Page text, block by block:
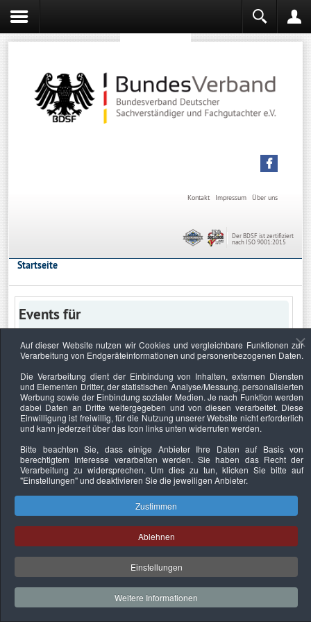
Über uns
Impressum
Kontakt
Der BDSF ist zertifiziert
nach ISO 9001:2015
Startseite
Events für
Keine Termine
Datenschutzerklärung Urheberrechtsnachweise Nachhaltigkeit
Copyright © 2026. Bundesverband Deutscher
Sachverständiger und Fachgutachter e.V..
Auf dieser Website nutzen wir Cookies und vergleichbare Funktionen zur
Verarbeitung von Endgeräteinformationen und personenbezogenen Daten.
Die Verarbeitung dient der Einbindung von Inhalten, externen Diensten
und Elementen Dritter, der statistischen Analyse/Messung, personalisierten
Werbung sowie der Einbindung sozialer Medien. Je nach Funktion werden
dabei Daten an Dritte weitergegeben und von diesen verarbeitet. Diese
Einwilligung ist freiwillig, für die Nutzung unserer Website nicht erforderlich
und kann jederzeit über das Icon links unten widerrufen werden.
Bitte beachten Sie, dass einige Anbieter Ihre Daten auf Basis von
berechtigtem Interesse verarbeiten werden. Sie haben das Recht der
Verarbeitung zu widersprechen. Um dies zu tun, klicken Sie bitte auf
"Einstellungen"und deaktivieren Sie die jeweiligen Anbieter.
Zustimmen
Ablehnen
Einstellungen
Weitere Informationen